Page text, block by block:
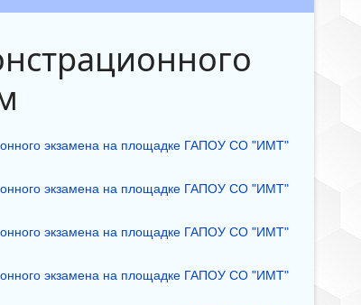
экзамена на площадке ГАПОУ СО "ИМТ"
экзамена на площадке ГАПОУ СО "ИМТ"
экзамена на площадке ГАПОУ СО "ИМТ"
экзамена на площадке ГАПОУ СО "ИМТ"